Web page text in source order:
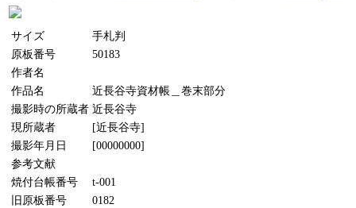
サイズ
手札判
原板番号
50183
作者名
作品名
近長谷寺資材帳＿巻末部分
撮影時の所蔵者 近長谷寺
現所蔵者
[近長谷寺]
撮影年月日
[00000000]
参考文献
焼付台帳番号
t-001
旧原板番号
0182